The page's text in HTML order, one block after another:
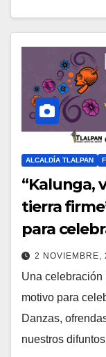
ALCALDÍA TLALPAN
“Kalunga,
tierra
para
2 NOVIEMBRE,
Una celebración
motivo para
Danzas,
nuestros